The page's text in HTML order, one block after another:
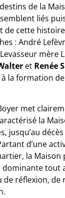
de la
liés
de cette
: André
mère
et Renée
la formation
met
la
jusqu’au
d’une
la Maison
tout
de réflexion, de